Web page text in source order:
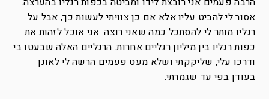
אסור לי להביט עליו אלא אם כן צוויתי לעשות כך, אבל על
רגליו מותר לי להסתכל כמה שאני רוצה. אני אוכל לזהות את
כפות רגליו בין מיליון רגליים אחרות. הרגליים האלה שבעטו בי
ודרכו עלי, שליקקתי ושלא מעט פעמים הרשה לי לאונן
בעודן בפי עד שגמרתי.